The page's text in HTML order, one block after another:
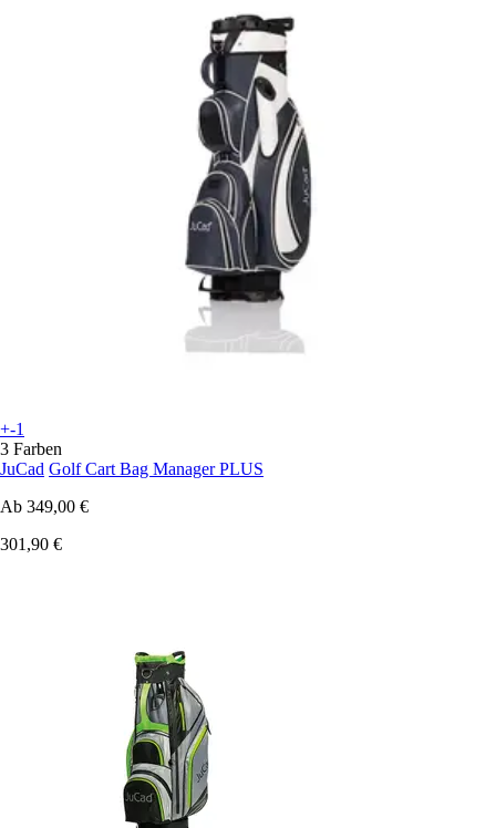
+-1
3 Farben
JuCad Golf Cart Bag Manager PLUS
Ab 349,00 €
301,90 €